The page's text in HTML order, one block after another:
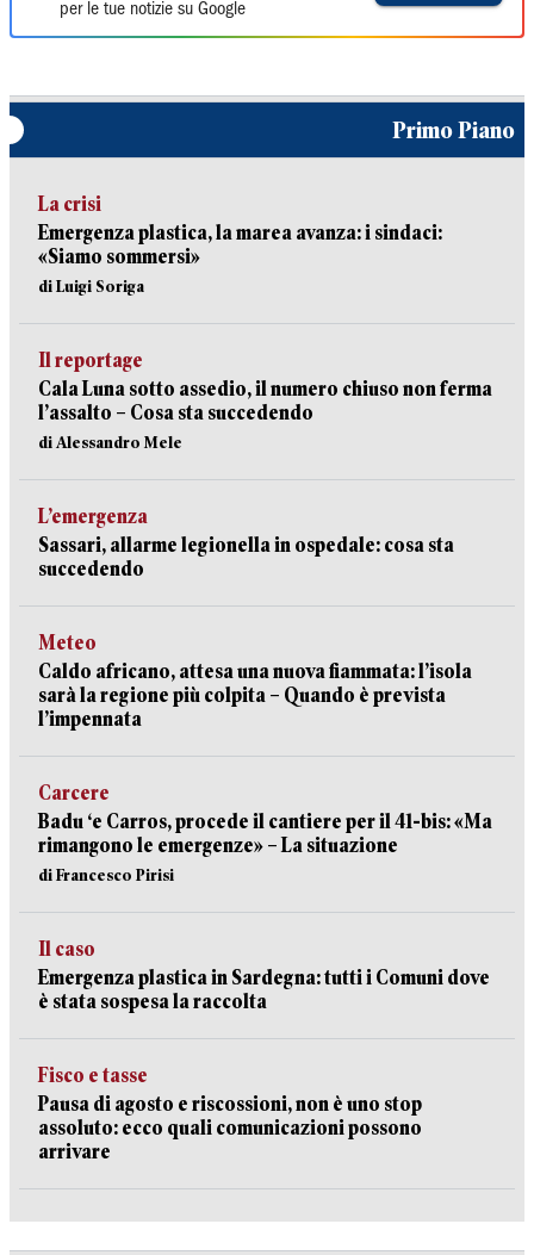
per le tue notizie su Google
Primo Piano
La crisi
Emergenza plastica, la marea avanza: i sindaci:
«Siamo sommersi»
di Luigi Soriga
Il reportage
Cala Luna sotto assedio, il numero chiuso non ferma
l’assalto – Cosa sta succedendo
di Alessandro Mele
L’emergenza
Sassari, allarme legionella in ospedale: cosa sta
succedendo
Meteo
Caldo africano, attesa una nuova fiammata: l’isola
sarà la regione più colpita – Quando è prevista
l’impennata
Carcere
Badu ‘e Carros, procede il cantiere per il 41-bis: «Ma
rimangono le emergenze» – La situazione
di Francesco Pirisi
Il caso
Emergenza plastica in Sardegna: tutti i Comuni dove
è stata sospesa la raccolta
Fisco e tasse
Pausa di agosto e riscossioni, non è uno stop
assoluto: ecco quali comunicazioni possono
arrivare